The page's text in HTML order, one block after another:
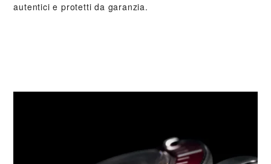
autentici e protetti da garanzia.